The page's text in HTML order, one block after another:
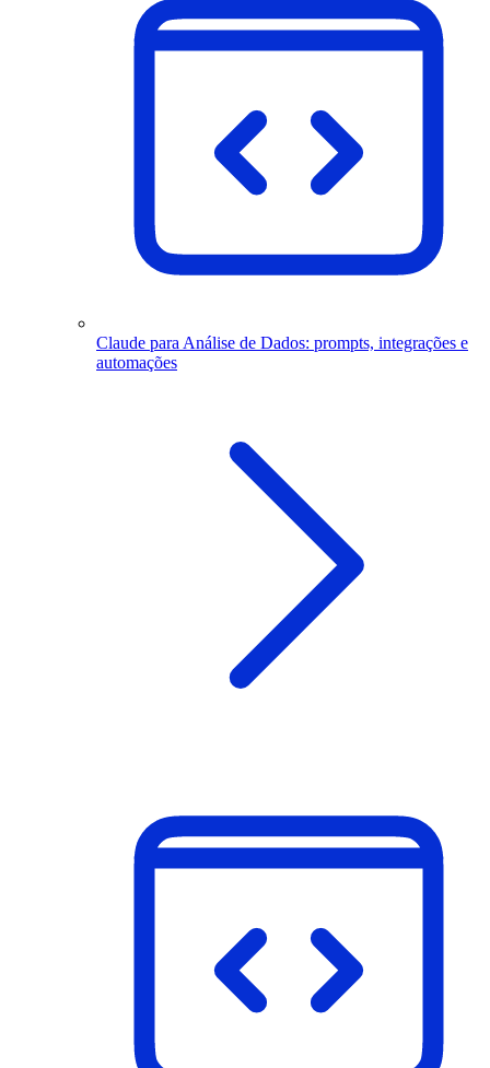
Claude para Análise de Dados: prompts, integrações e
automações